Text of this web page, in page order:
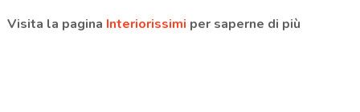
Visita la pagina Interiorissimi per saperne di più